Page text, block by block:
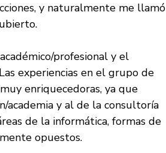
y naturalmente me llamó
profesional y el
experiencias en el grupo de
enriquecedoras, ya que
academia y al de la consultoría
de la informática, formas de
opuestos.